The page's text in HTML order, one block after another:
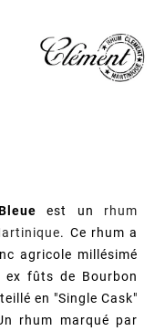
est un rhum
. Ce rhum a
agricole millésimé
ex fûts de Bourbon
en "Single Cask"
rhum marqué par